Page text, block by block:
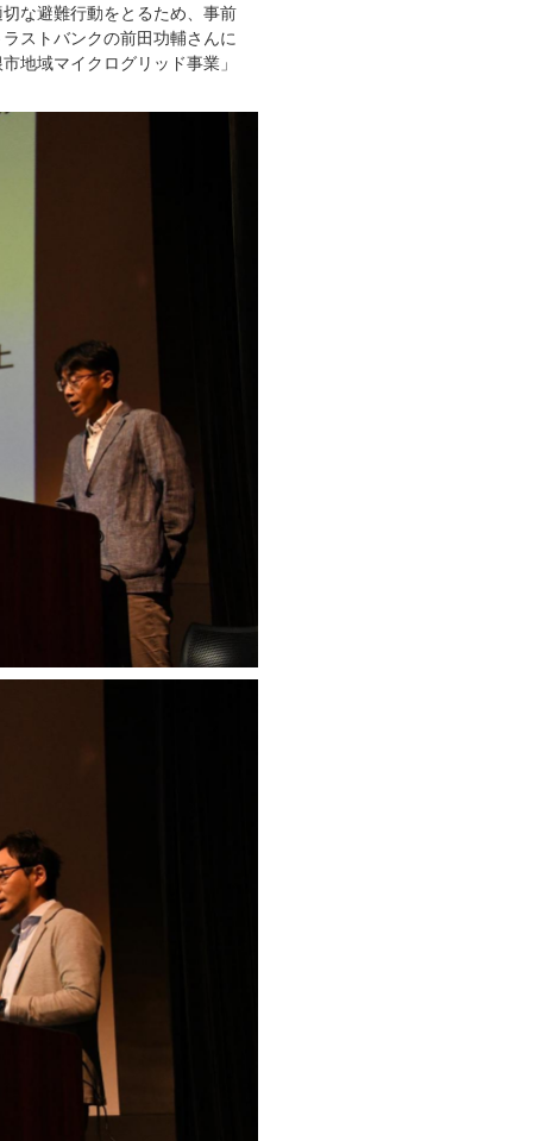
な避難行動をとるため、事前
ストバンクの前田功輔さんに
地域マイクログリッド事業」